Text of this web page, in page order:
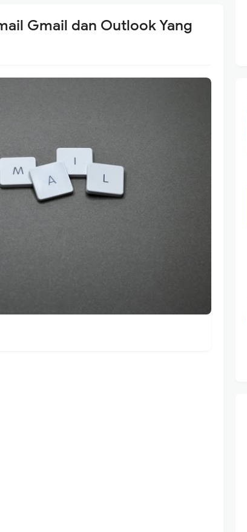
Gmail dan Outlook Yang